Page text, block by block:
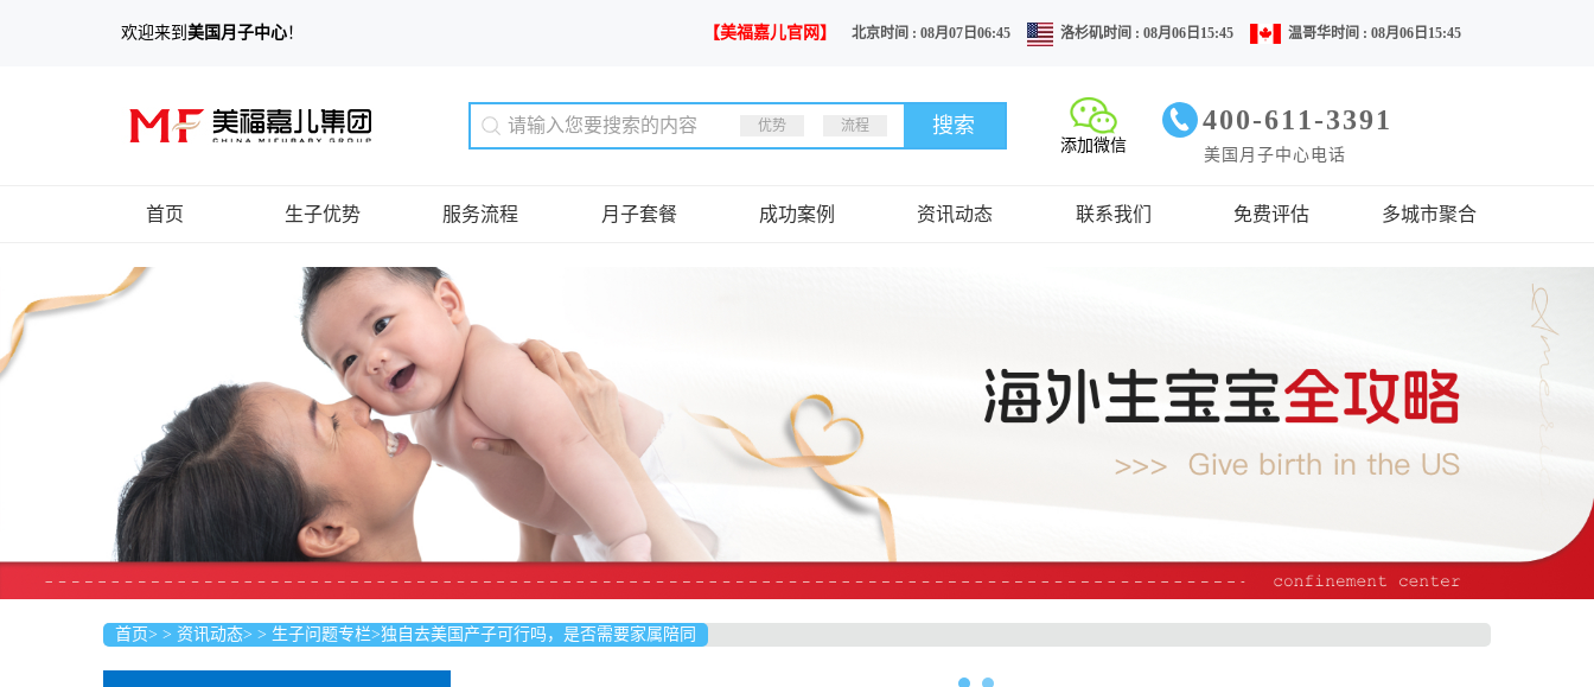
欢迎来到 美国月子中心！ 【美福嘉儿官网】 北京时间 : 08月07日06:45 洛杉矶时间 : 08月06日15:45 温哥华时间 : 08月06日15:45
优势 流程
添加微信
400-611-3391
美国月子中心电话
首页 生子优势 服务流程 月子套餐 成功案例 资讯动态 联系我们 免费评估 多城市聚合
首页> > 资讯动态> > 生子问题专栏>独自去美国产子可行吗，是否需要家属陪同